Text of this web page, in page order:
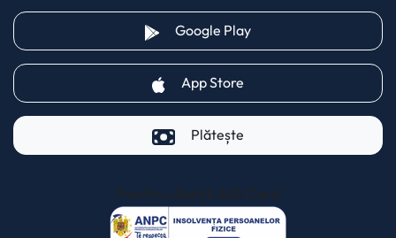
Google Play(opens in a new tab)
App Store
Plătește
Pentru clienții AXI Card
(opens in a new